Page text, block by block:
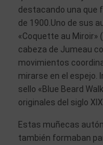
destacando una que
de 1900.Uno de sus
«Coquette au Miroir»
cabeza de Jumeau
movimientos
mirarse en el espejo.
sello «Blue Beard
originales del siglo
Estas muñecas
también formaban